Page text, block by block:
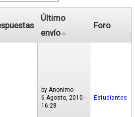
Último
envío
Foro
by Anonimo
6 Agosto, 2010 -
16:28
Estudiantes